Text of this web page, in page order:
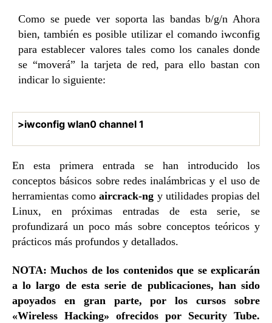
Como se puede ver soporta las bandas b/g/n Ahora
bien, también es posible utilizar el comando iwconfig
para establecer valores tales como los canales donde
se “moverá” la tarjeta de red, para ello bastan con
indicar lo siguiente:
>iwconfig wlan0 channel 1
En esta primera entrada se han introducido los
conceptos básicos sobre redes inalámbricas y el uso de
herramientas comoaircrack-ng y utilidades propias del
Linux, en próximas entradas de esta serie, se
profundizará un poco más sobre conceptos teóricos y
prácticos más profundos y detallados.
NOTA: Muchos de los contenidos que se explicarán
a lo largo de esta serie de publicaciones, han sido
apoyados en gran parte, por los cursos sobre
«Wireless Hacking» ofrecidos por Security Tube.